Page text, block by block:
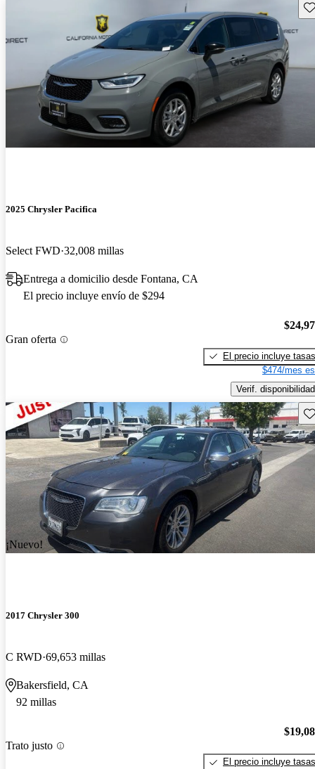
2025 Chrysler Pacifica
Select FWD 32,008 millas
Entrega a domicilio desde Fontana, CA
El precio incluye envío de $294
Gran oferta
El precio incluye tasas
$474/mes
Verif. disponibilidad
¡Nuevo!
2017 Chrysler 300
C RWD 69,653 millas
Bakersfield, CA
92 millas
Trato justo
El precio incluye tasas